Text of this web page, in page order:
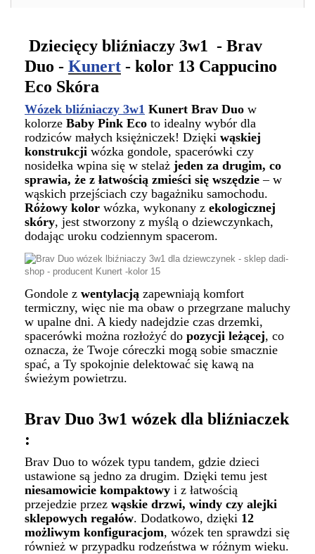
Dziecięcy bliźniaczy 3w1 - Brav
Duo - Kunert - kolor 13 Cappucino
Eco Skóra
Wózek bliźniaczy 3w1 Kunert Brav Duo w
kolorze Baby Pink Eco to idealny wybór dla
rodziców małych księżniczek! Dzięki wąskiej
konstrukcji wózka gondole, spacerówki czy
nosidełka wpina się w stelaż jeden za drugim, co
sprawia, że z łatwością zmieści się wszędzie – w
wąskich przejściach czy bagażniku samochodu.
Różowy kolor wózka, wykonany z ekologicznej
skóry, jest stworzony z myślą o dziewczynkach,
dodając uroku codziennym spacerom.
Gondole z wentylacją zapewniają komfort
termiczny, więc nie ma obaw o przegrzane maluchy
w upalne dni. A kiedy nadejdzie czas drzemki,
spacerówki można rozłożyć do pozycji leżącej, co
oznacza, że Twoje córeczki mogą sobie smacznie
spać, a Ty spokojnie delektować się kawą na
świeżym powietrzu.
Brav Duo 3w1 wózek dla bliźniaczek
:
Brav Duo to wózek typu tandem, gdzie dzieci
ustawione są jedno za drugim. Dzięki temu jest
niesamowicie kompaktowy i z łatwością
przejedzie przez wąskie drzwi, windy czy alejki
sklepowych regałów. Dodatkowo, dzięki 12
możliwym konfiguracjom, wózek ten sprawdzi się
również w przypadku rodzeństwa w różnym wieku.